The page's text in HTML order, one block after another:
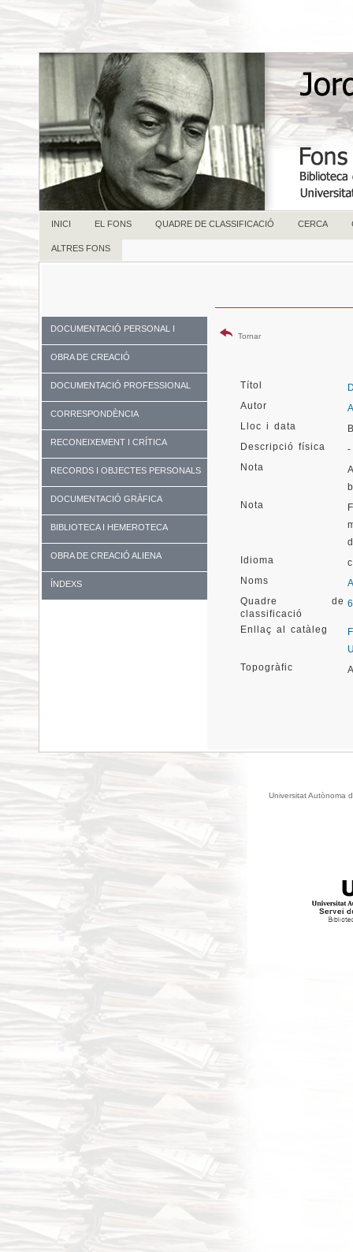
INICI EL FONS QUADRE DE CLASSIFICACIÓ CERCA
ALTRES FONS
DOCUMENTACIÓ PERSONAL I
FAMILIAR
OBRA DE CREACIÓ
DOCUMENTACIÓ PROFESSIONAL
CORRESPONDÈNCIA
RECONEIXEMENT I CRÍTICA
RECORDS I OBJECTES PERSONALS
DOCUMENTACIÓ GRÀFICA
BIBLIOTECA I HEMEROTECA
OBRA DE CREACIÓ ALIENA
ÍNDEXS
Tornar
Títol
Autor
Lloc i data
Descripció física
-
Nota
Nota
Idioma
Noms
Quadre de
classificació
Enllaç al catàleg
Topogràfic
Universitat Autònoma